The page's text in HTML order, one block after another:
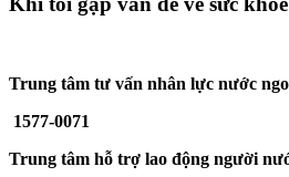
Trung tâm tư vấn nhân lực nước
1577-0071
Trung tâm hỗ trợ lao động người